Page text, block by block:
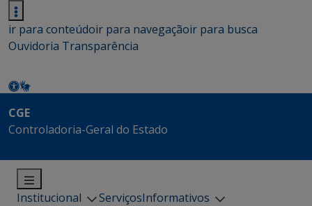
ir para conteúdoir para navegaçãoir para busca
Ouvidoria Transparência
CGE
Controladoria-Geral do Estado
Institucional ServiçosInformativos